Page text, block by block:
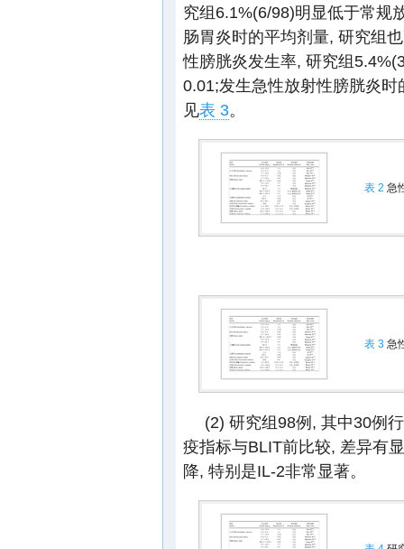
究组6.1%(6/98)明显低于常规
肠胃炎时的平均剂量, 研究组
性膀胱炎发生率, 研究组
0.01;发生急性放射性膀胱炎
见表 3。
表 2 急
表 3 急
(2) 研究组98例, 其中30例
疫指标与BLIT前比较, 差异有
降, 特别是IL-2非常显著。